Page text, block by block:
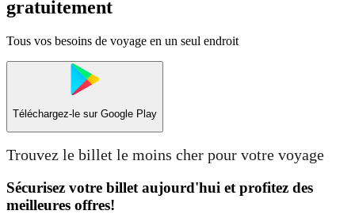
gratuitement
Tous vos besoins de voyage en un seul endroit
Téléchargez-le sur Google Play
Trouvez le billet le moins cher pour votre voyage
Sécurisez votre billet aujourd'hui et profitez des
meilleures offres!